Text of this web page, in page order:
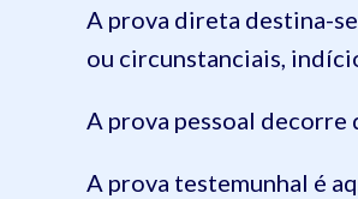
A prova direta destina-
ou circunstanciais,
A prova pessoal decorre
A prova testemunhal é